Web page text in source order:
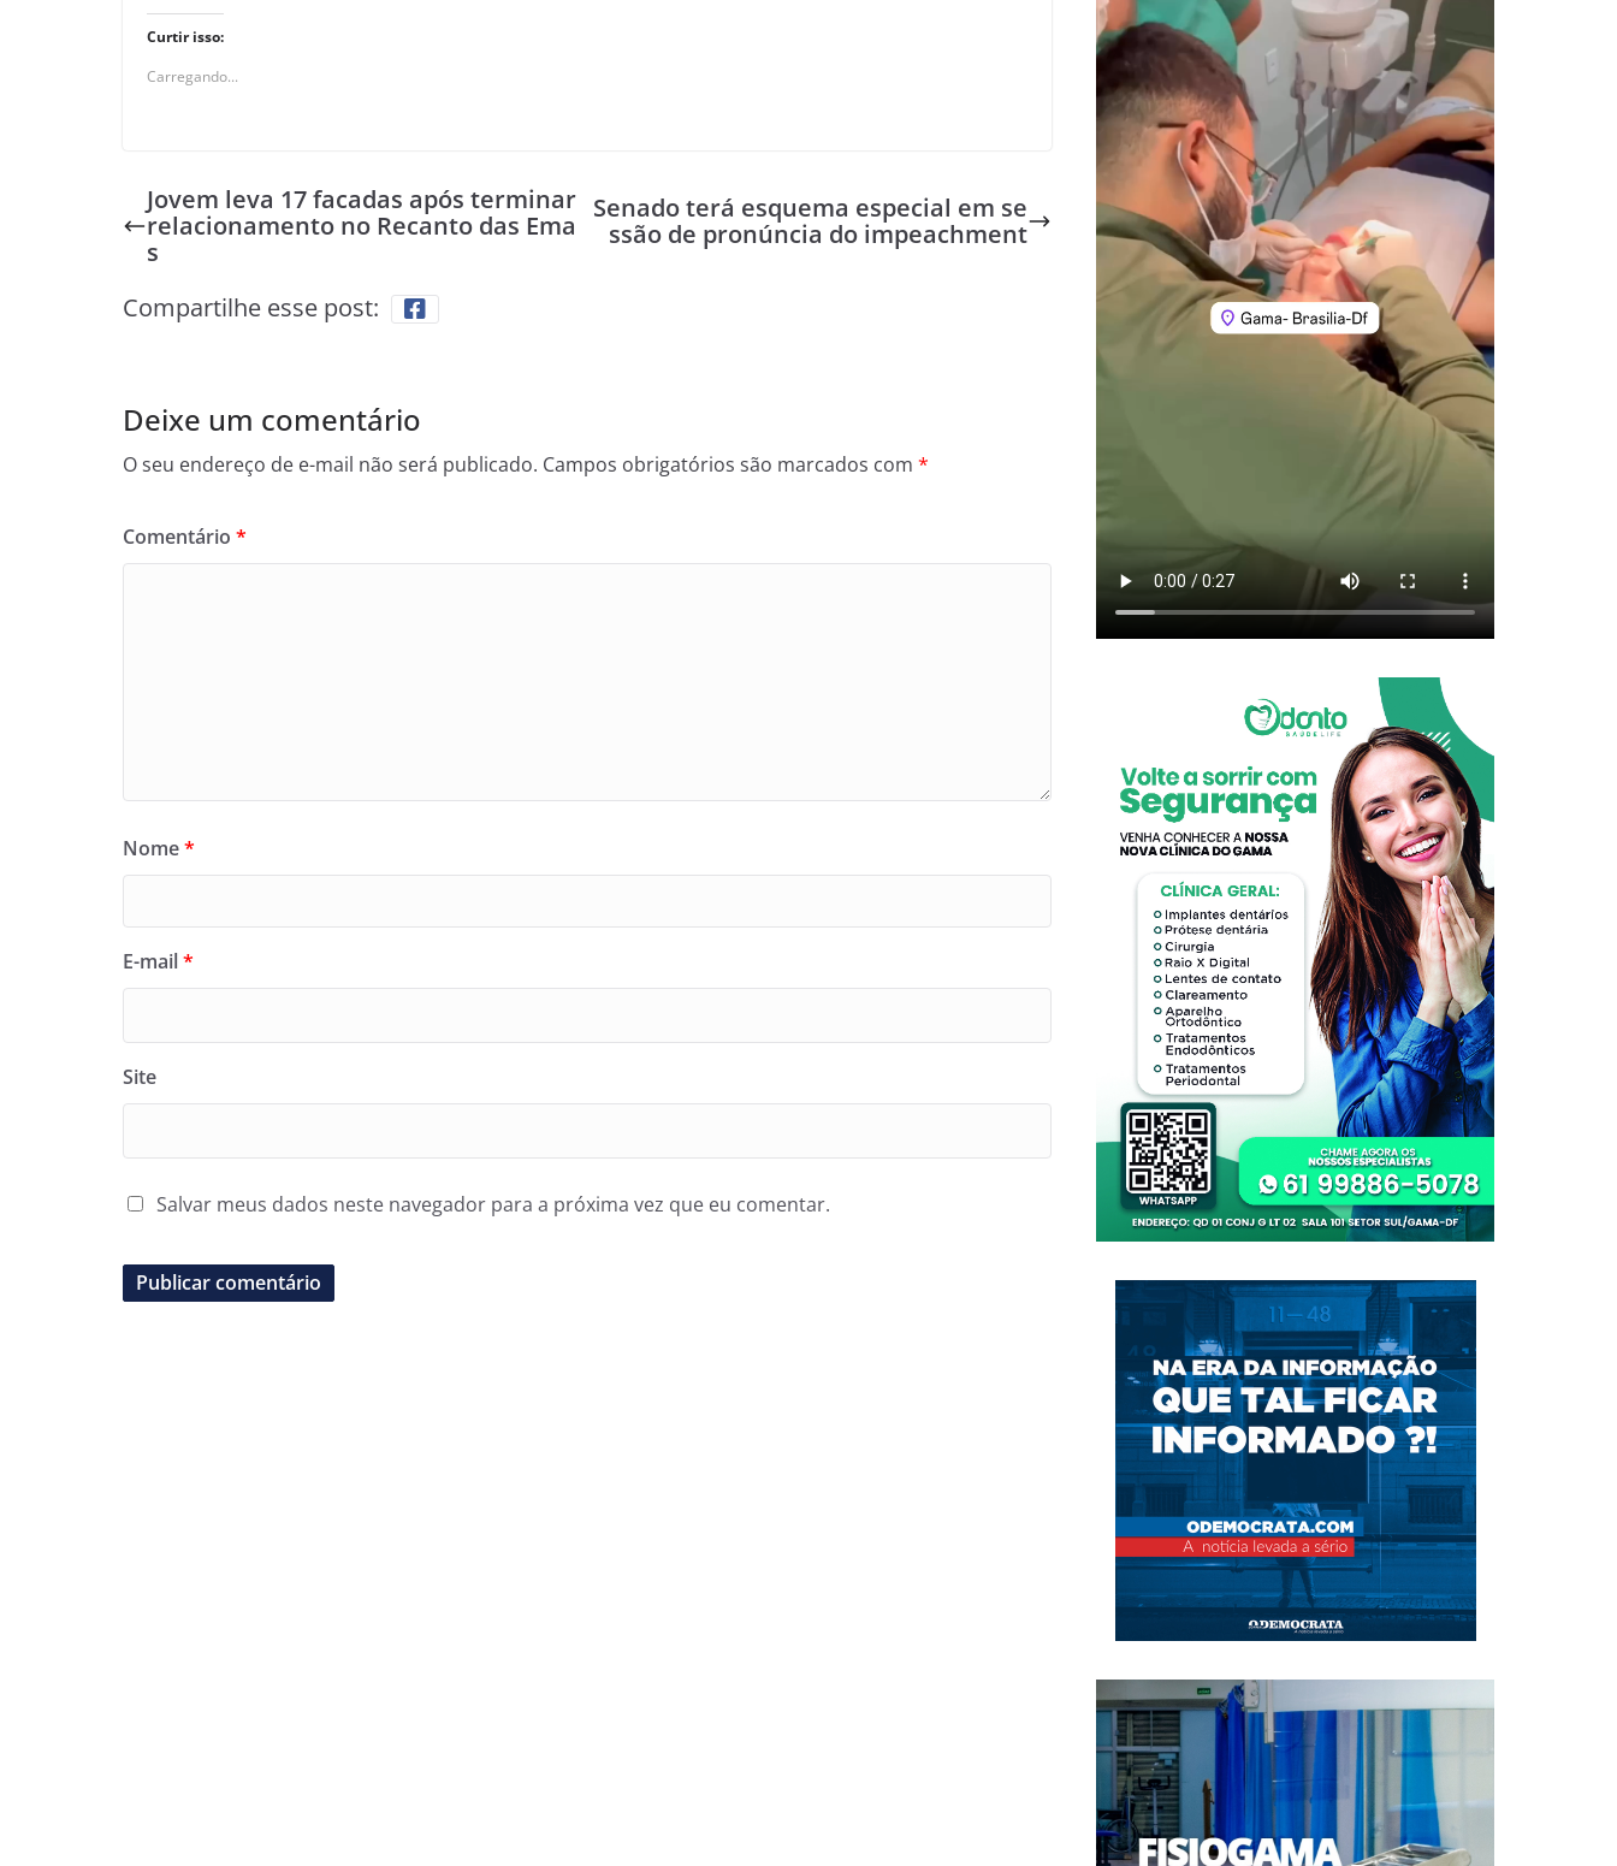
Curtir isso:
Carregando...
Jovem leva 17 facadas após terminar
relacionamento no Recanto das Ema
s
Senado terá esquema especial em se
ssão de pronúncia do impeachment
Compartilhe esse post:
Deixe um comentário
O seu endereço de e-mail não será publicado. Campos obrigatórios são marcados com *
Comentário *
Nome*
E-mail*
Site
Salvar meus dados neste navegador para a próxima vez que eu comentar.